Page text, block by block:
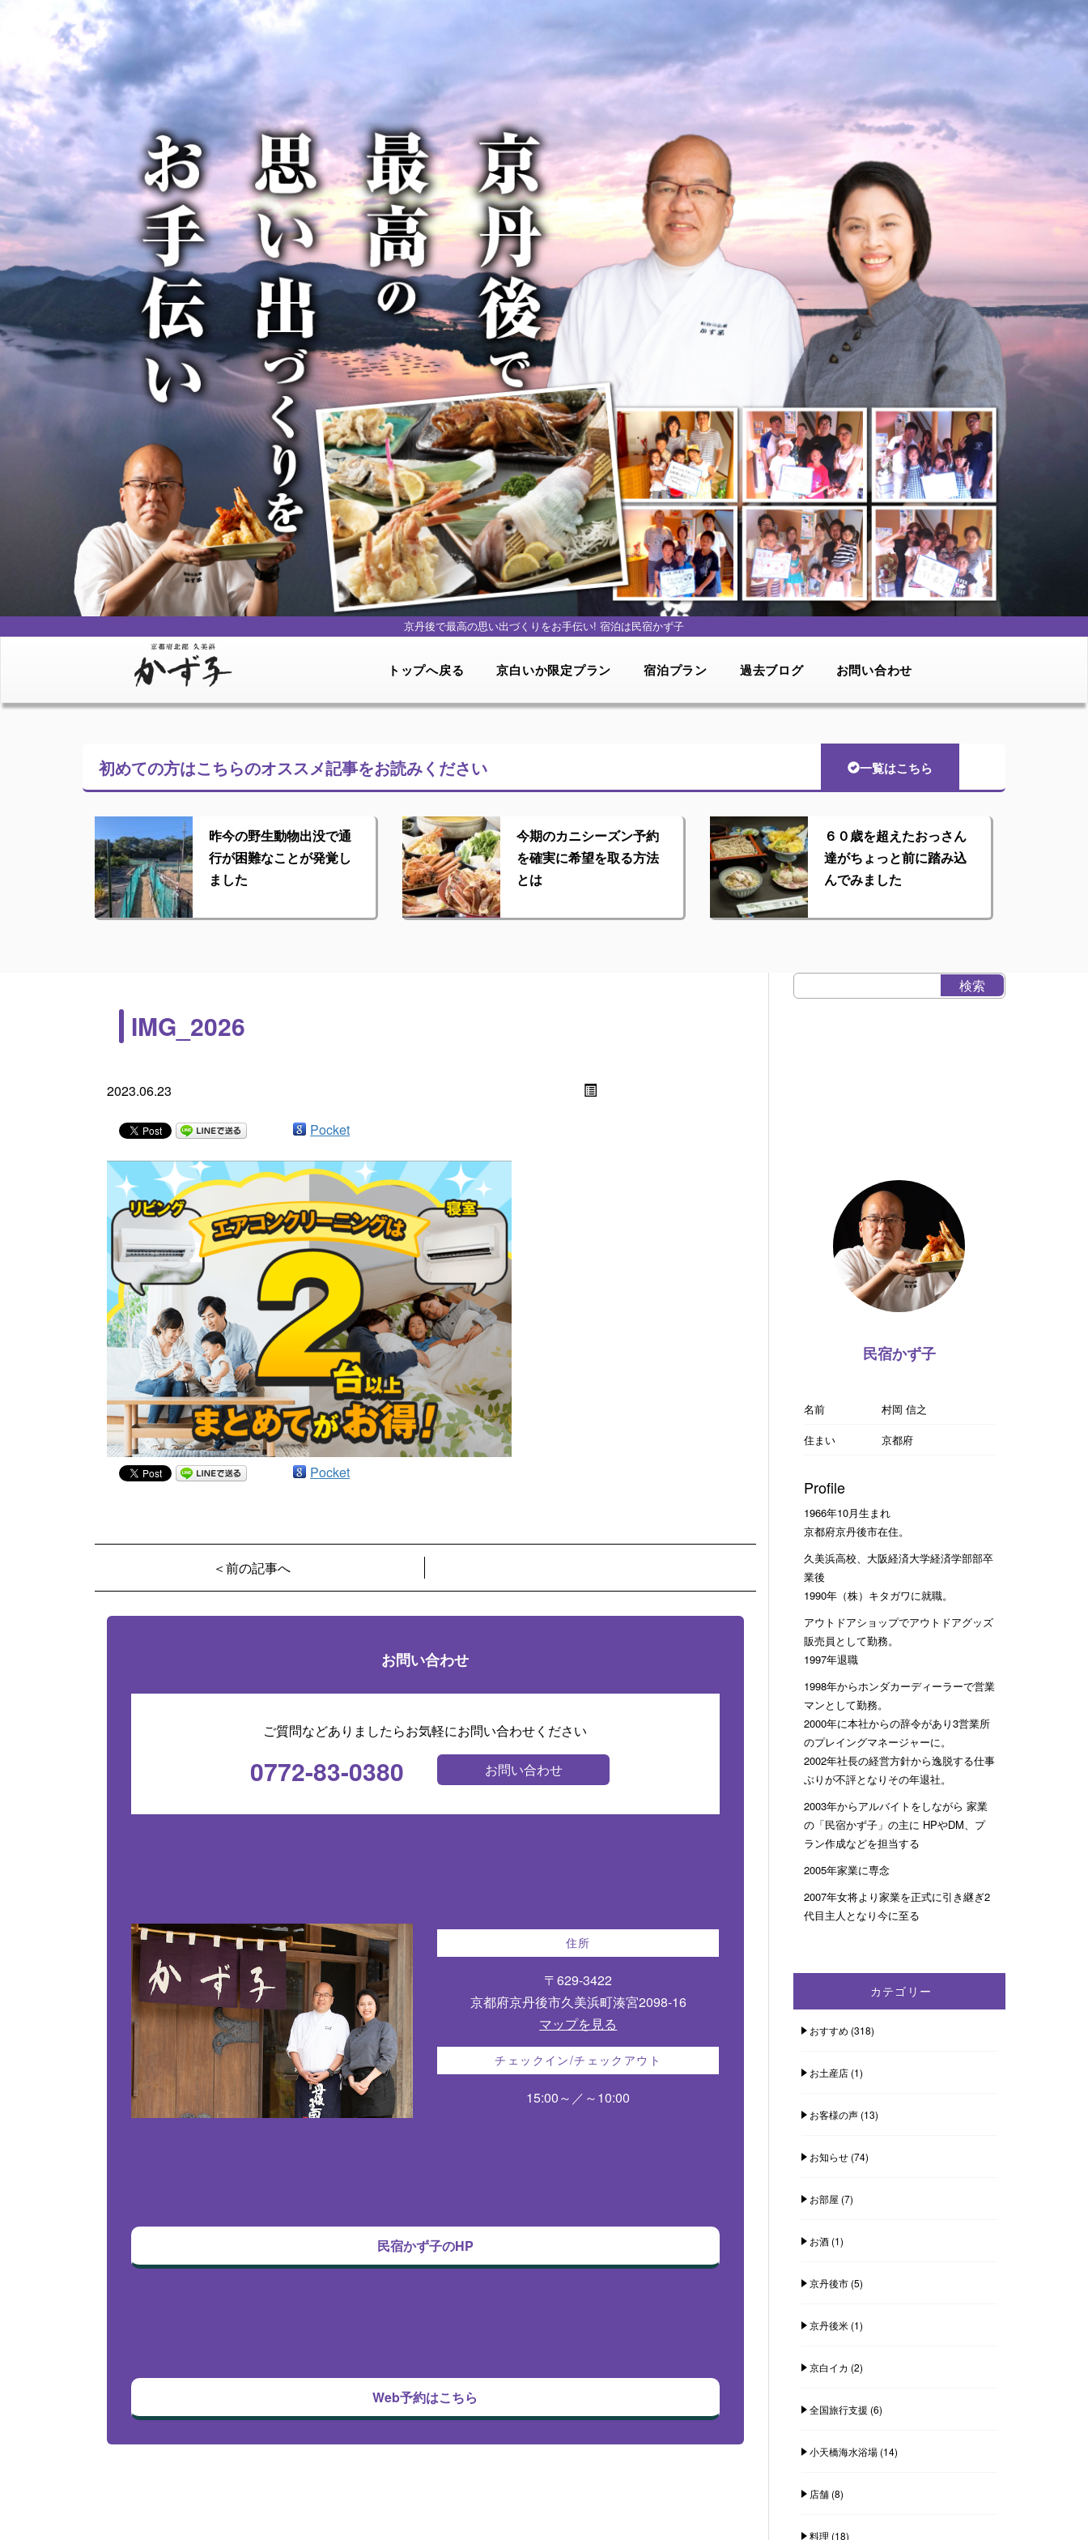
京丹後で最高の思い出づくりをお手伝い! 宿泊は民宿かず子
トップへ戻る 京白いか限定プラン 宿泊プラン 過去ブログ お問い合わせ
初めての方はこちらのオススメ記事をお読みください 一覧はこちら
昨今の野生動物出没で通
行が困難なことが発覚し
ました
今期のカニシーズン予約
を確実に希望を取る方法
とは
６０歳を超えたおっさん
達がちょっと前に踏み込
んでみました
IMG_2026
2023.06.23
Pocket
Pocket
＜前の記事へ
お問い合わせ
ご質問などありましたらお気軽にお問い合わせください
0772-83-0380 お問い合わせ
住所
〒629-3422
京都府京丹後市久美浜町湊宮2098-16
マップを見る
チェックイン/チェックアウト
15:00～／～10:00
民宿かず子のHP
Web予約はこちら
民宿かず子
名前
村岡 信之
住まい
京都府
Profile
1966年10月生まれ
京都府京丹後市在住。
久美浜高校、大阪経済大学経済学部部卒
業後
1990年（株）キタガワに就職。
アウトドアショップでアウトドアグッズ
販売員として勤務。
1997年退職
1998年からホンダカーディーラーで営業
マンとして勤務。
2000年に本社からの辞令があり3営業所
のプレイングマネージャーに。
2002年社長の経営方針から逸脱する仕事
ぶりが不評となりその年退社。
2003年からアルバイトをしながら 家業
の「民宿かず子」の主に HPやDM、プ
ラン作成などを担当する
2005年家業に専念
2007年女将より家業を正式に引き継ぎ2
代目主人となり今に至る
カテゴリー
おすすめ (318)
お土産店(1)
お客様の声(13)
お知らせ(74)
お部屋 (7)
お酒(1)
京丹後市(5)
京丹後米(1)
京白イカ (2)
全国旅行支援 (6)
小天橋海水浴場(14)
店舗(8)
料理 (18)